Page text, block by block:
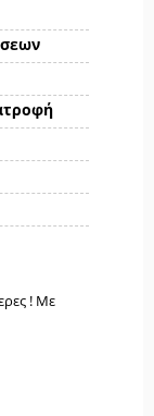
! Με